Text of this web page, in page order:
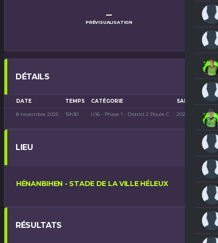
–
PRÉVISUALISATION
DÉTAILS
DATE TEMPS CATÉGORIE SAISON
8 novembre 2025 15h30 U16 - Phase 1 - District 2 Poule C 2025-2026
LIEU
HÉNANBIHEN - STADE DE LA VILLE HÉLEUX
RÉSULTATS